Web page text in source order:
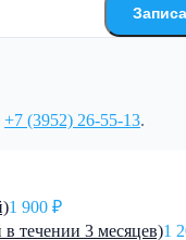
+7 (3952) 26-55-13.
1 900 ₽
течении 3 месяцев)1